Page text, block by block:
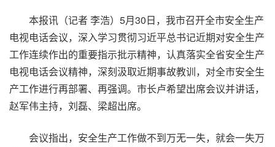
本报讯（记者 李浩）5月30日，我市召开全市安全生产
电视电话会议，深入学习贯彻习近平总书记近期对安全生产
工作连续作出的重要指示批示精神，认真落实全省安全生产
电视电话会议精神，深刻汲取近期事故教训，对全市安全生
产工作进行再部署、再强调。市长卢希望出席会议并讲话，
赵军伟主持，刘磊、梁超出席。
会议指出，安全生产工作做不到万无一失，就会一失万